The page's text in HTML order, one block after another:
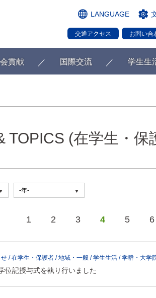
LANGUAGE
交通アクセス お問い合
貢献 国際交流 学生生
TOPICS (在学生・保
1 2 3 4 5 6
せ /在学生・保護者 /地域・一般 /学生生活 /学群・大学
位記授与式を執り行いました